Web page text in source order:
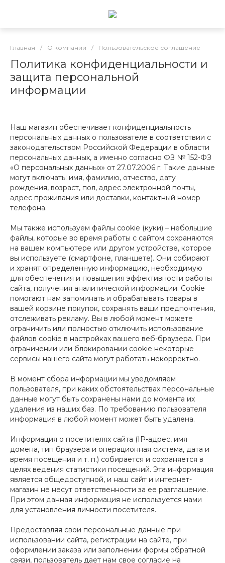
Главная / О компании / Пользовательское соглашение
Политика конфиденциальности и
защита персональной
информации
Наш магазин обеспечивает конфиденциальность
персональных данных о пользователе в соответствии с
законодательством Российской Федерации в области
персональных данных, а именно согласно ФЗ № 152-ФЗ
«О персональных данных» от 27.07.2006 г. Такие данные
могут включать: имя, фамилию, отчество, дату
рождения, возраст, пол, адрес электронной почты,
адрес проживания или доставки, контактный номер
телефона.
Мы также используем файлы cookie (куки) – небольшие
файлы, которые во время работы с сайтом сохраняются
на вашем компьютере или другом устройстве, которое
вы используете (смартфоне, планшете). Они собирают
и хранят определенную информацию, необходимую
для обеспечения и повышения эффективности работы
сайта, получения аналитической информации. Cookie
помогают нам запоминать и обрабатывать товары в
вашей корзине покупок, сохранять ваши предпочтения,
отслеживать рекламу. Вы в любой момент можете
ограничить или полностью отключить использование
файлов cookie в настройках вашего веб-браузера. При
ограничении или блокировании cookie некоторые
сервисы нашего сайта могут работать некорректно.
В момент сбора информации мы уведомляем
пользователя, при каких обстоятельствах персональные
данные могут быть сохранены нами до момента их
удаления из наших баз. По требованию пользователя
информация в любой момент может быть удалена.
Информация о посетителях сайта (IP-адрес, имя
домена, тип браузера и операционная система, дата и
время посещения и т. п.) собирается и сохраняется в
целях ведения статистики посещений. Эта информация
является общедоступной, и наш сайт и интернет-
магазин не несут ответственности за ее разглашение.
При этом данная информация не используется нами
для установления личности посетителя.
Предоставляя свои персональные данные при
использовании сайта, регистрации на сайте, при
оформлении заказа или заполнении формы обратной
связи, пользователь дает нам свое согласие на